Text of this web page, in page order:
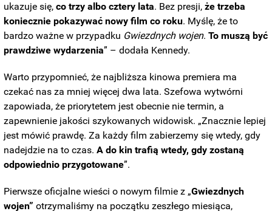
ukazuje się,co trzy albo cztery lata. Bez presji,że trzeba
koniecznie pokazywać nowy film co roku. Myślę, że to
bardzo ważne w przypadku Gwiezdnych wojen.To muszą być
prawdziwe wydarzenia” – dodała Kennedy.
Warto przypomnieć, że najbliższa kinowa premiera ma
czekać nas za mniej więcej dwa lata. Szefowa wytwórni
zapowiada, że priorytetem jest obecnie nie termin, a
zapewnienie jakości szykowanych widowisk. „Znacznie lepiej
jest mówić prawdę. Za każdy film zabierzemy się wtedy, gdy
nadejdzie na to czas.A do kin trafią wtedy, gdy zostaną
odpowiednio przygotowane”.
Pierwsze oficjalne wieści o nowym filmie z „Gwiezdnych
wojen” otrzymaliśmy na początku zeszłego miesiąca,